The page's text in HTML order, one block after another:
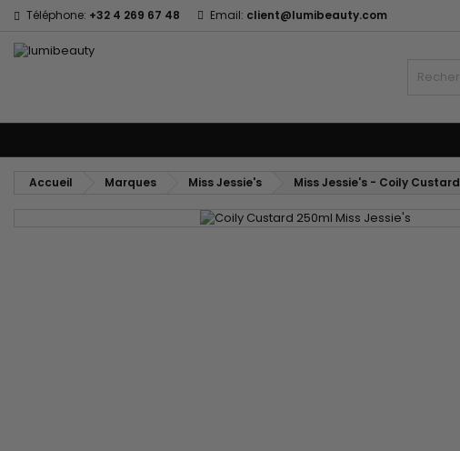
Téléphone: +32 4 269 67 48 Email: client@lumibeauty.com
Accueil Marques Miss Jessie's Miss Jessie's - Coily Custard